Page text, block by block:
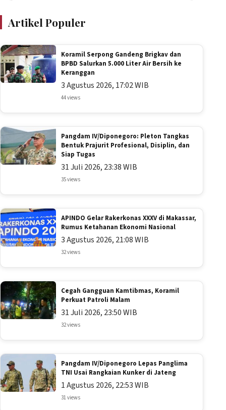
Artikel Populer
Koramil Serpong Gandeng Brigkav dan
BPBD Salurkan 5.000 Liter Air Bersih ke
Keranggan
3 Agustus 2026, 17:02 WIB
44 views
Pangdam IV/Diponegoro: Pleton Tangkas
Bentuk Prajurit Profesional, Disiplin, dan
Siap Tugas
31 Juli 2026, 23:38 WIB
35 views
APINDO Gelar Rakerkonas XXXV di Makassar,
Rumus Ketahanan Ekonomi Nasional
3 Agustus 2026, 21:08 WIB
32 views
Cegah Gangguan Kamtibmas, Koramil
Perkuat Patroli Malam
31 Juli 2026, 23:50 WIB
32 views
Pangdam IV/Diponegoro Lepas Panglima
TNI Usai Rangkaian Kunker di Jateng
1 Agustus 2026, 22:53 WIB
31 views